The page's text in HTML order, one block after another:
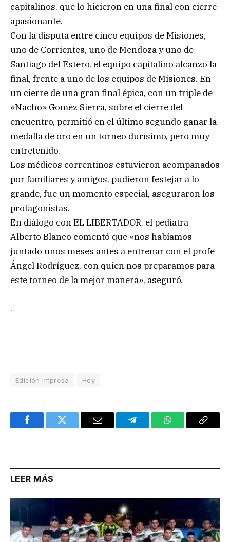
capitalinos, que lo hicieron en una final con cierre
apasionante.
Con la disputa entre cinco equipos de Misiones,
uno de Corrientes, uno de Mendoza y uno de
Santiago del Estero, el equipo capitalino alcanzó la
final, frente a uno de los equipos de Misiones. En
un cierre de una gran final épica, con un triple de
«Nacho» Goméz Sierra, sobre el cierre del
encuentro, permitió en el último segundo ganar la
medalla de oro en un torneo durísimo, pero muy
entretenido.
Los médicos correntinos estuvieron acompañados
por familiares y amigos, pudieron festejar a lo
grande, fue un momento especial, aseguraron los
protagonistas.
En diálogo con EL LIBERTADOR, el pediatra
Alberto Blanco comentó que «nos habíamos
juntado unos meses antes a entrenar con el profe
Ángel Rodríguez, con quien nos preparamos para
este torneo de la mejor manera», aseguró.
.
Edición Impresa Hoy
FacebookTwitter Email TelegramWhatsAppCopy
LEER MÁS